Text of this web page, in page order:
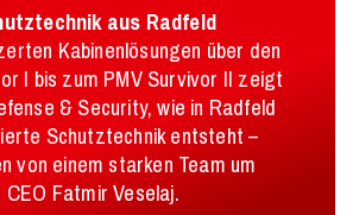
aus Radfeld
Kabinenlösungen über den
I bis zum PMV Survivor II zeigt
& Security, wie in Radfeld
Schutztechnik entsteht –
von einem starken Team um
CEO Fatmir Veselaj.